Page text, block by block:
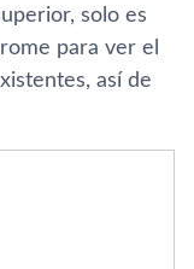
solo es
para ver el
así­ de